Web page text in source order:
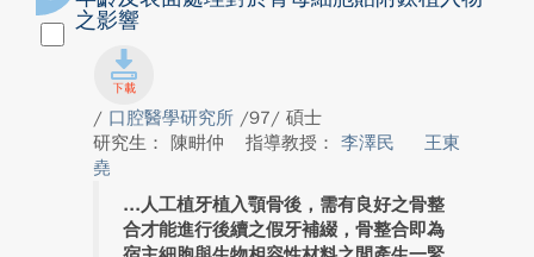
之影響
/ 口腔醫學研究所 /97/ 碩士
研究生： 陳畊仲
指導教授： 李澤民
王東
堯
人工植牙植入顎骨後，需有良好之骨整
合才能進行後續之假牙補綴，骨整合即為